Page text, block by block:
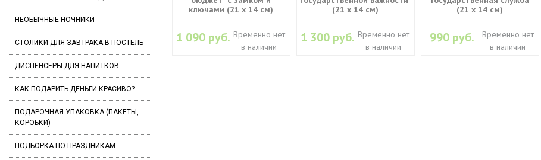
НЕОБЫЧНЫЕ НОЧНИКИ
СТОЛИКИ ДЛЯ ЗАВТРАКА В ПОСТЕЛЬ
ДИСПЕНСЕРЫ ДЛЯ НАПИТКОВ
КАК ПОДАРИТЬ ДЕНЬГИ КРАСИВО?
ПОДАРОЧНАЯ УПАКОВКА (ПАКЕТЫ,
КОРОБКИ)
ПОДБОРКА ПО ПРАЗДНИКАМ
ключами (21 х 14 см)
1 090 руб. Временно нет
в наличии
(21 х 14 см)
1 300 руб. Временно нет
в наличии
(21 х 14 см)
990 руб.
Временно нет
в наличии